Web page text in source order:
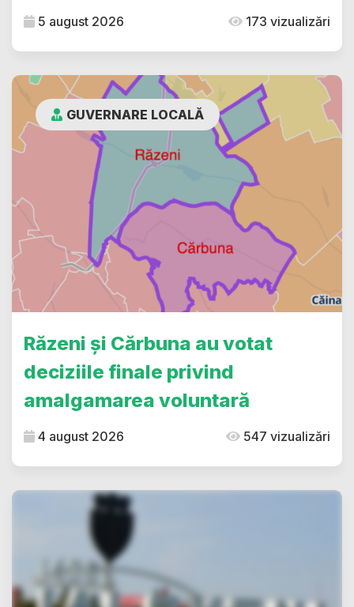
5 august 2026 173 vizualizări
GUVERNARE LOCALĂ
Răzeni și Cărbuna au votat
deciziile finale privind
amalgamarea voluntară
4 august 2026 547 vizualizări